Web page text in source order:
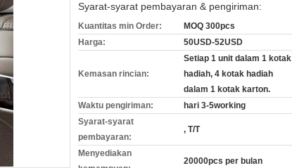
Syarat-syarat pembayaran & pengiriman:
Kuantitas min Order:
MOQ 300pcs
Harga:
50USD-52USD
Kemasan rincian:
Setiap 1 unit dalam 1 kotak
hadiah, 4 kotak hadiah
dalam 1 kotak karton.
Waktu pengiriman:
hari 3-5working
Syarat-syarat
pembayaran:
, T/T
Menyediakan
20000pcs per bulan